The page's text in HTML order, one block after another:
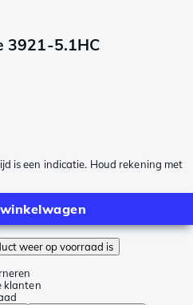
3921-5.1HC
is een indicatie. Houd rekening met
weer op voorraad is
klanten